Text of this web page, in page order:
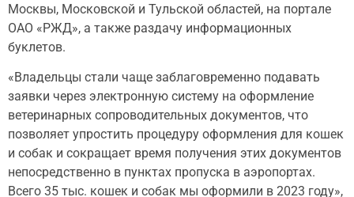
Москвы, Московской и Тульской областей, на портале
ОАО «РЖД», а также раздачу информационных
буклетов.
«Владельцы стали чаще заблаговременно подавать
заявки через электронную систему на оформление
ветеринарных сопроводительных документов, что
позволяет упростить процедуру оформления для кошек
и собак и сокращает время получения этих документов
непосредственно в пунктах пропуска в аэропортах.
Всего 35 тыс. кошек и собак мы оформили в 2023 году»,